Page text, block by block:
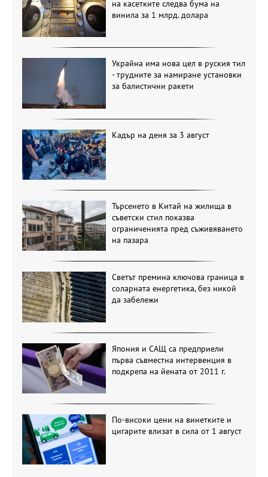
на касетките следва бума на
винила за 1 млрд. долара
Украйна има нова цел в руския тил
- трудните за намиране установки
за балистични ракети
Кадър на деня за 3 август
Търсенето в Китай на жилища в
съветски стил показва
ограниченията пред съживяването
на пазара
Светът премина ключова граница в
соларната енергетика, без никой
да забележи
Япония и САЩ са предприели
първа съвместна интервенция в
подкрепа на йената от 2011 г.
По-високи цени на винетките и
цигарите влизат в сила от 1 август